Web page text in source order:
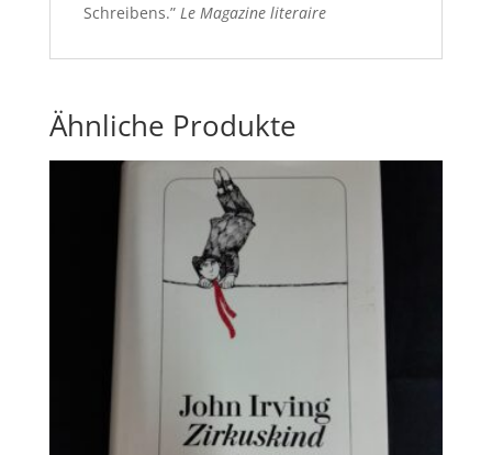
Schreibens.”Le Magazine literaire
Ähnliche Produkte